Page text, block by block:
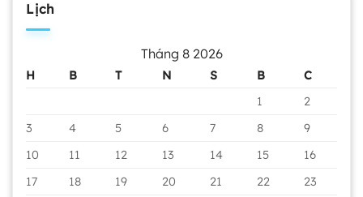
Lịch
Tháng 8 2026
H B T N S B
C
1
2
3
4 5 6 7 8
9
10
11 12 13 14 15
16
17
18 19 20 21 22
23